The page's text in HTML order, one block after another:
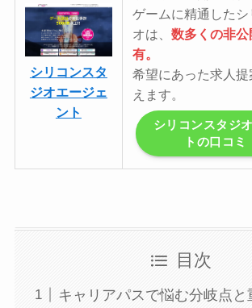
シリコンスタ
ジオエージェ
ント
ゲームに精通した
オは、 数多くの非
有。
希望にあった求人提
えます。
シリコンスタジ
トの口コミ
目次
キャリアパスで悩む分岐点と